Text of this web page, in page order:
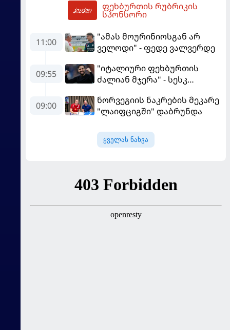
დამარცხდა
ფეხბურთის რუბრიკის
სპონსორი
11:00
"ამას მოურინიოსგან არ
ველოდი" - ფედე ვალვერდე
09:55
"იტალიური ფეხბურთის
ძალიან მჯერა" - სესკ
09:00
ნორვეგიის ნაკრების მეკარე
"ლაიფციგში" დაბრუნდა
ყველას ნახვა